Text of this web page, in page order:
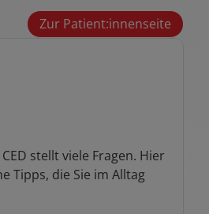
Zur Patient:innenseite
stellt viele Fragen. Hier
Tipps, die Sie im Alltag